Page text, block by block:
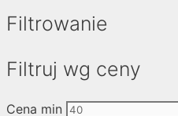
Filtrowanie
Filtruj wg ceny
Cena min